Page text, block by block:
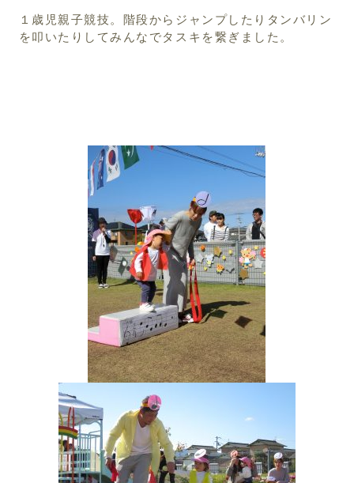
１歳児親子競技。階段からジャンプしたりタンバリン
を叩いたりしてみんなでタスキを繋ぎました。